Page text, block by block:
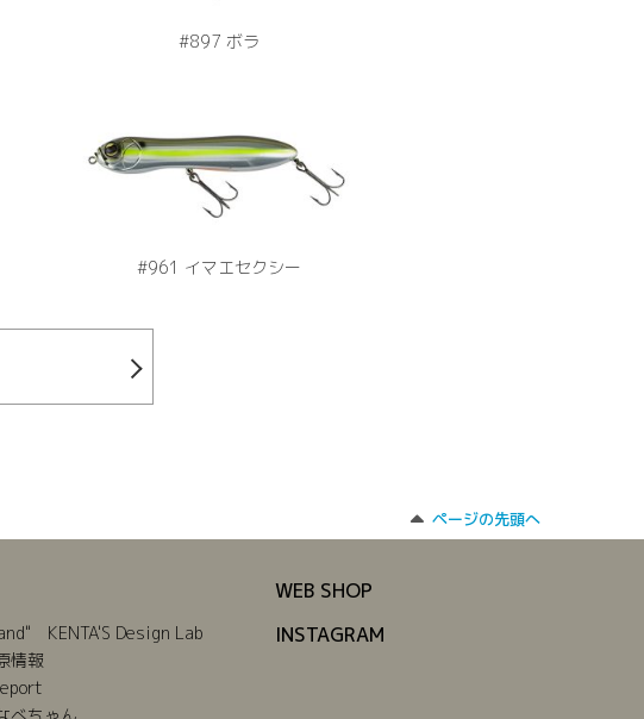
#897 ボラ
#961 イマエセクシー
ページの先頭へ
KENTA'S Design Lab
情報
WEB SHOP
INSTAGRAM